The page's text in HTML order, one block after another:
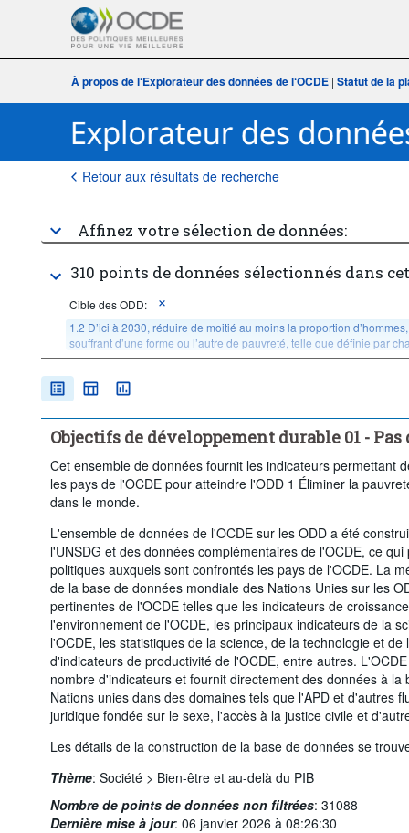
À propos de l‘Explorateur des données de l‘OCDE | Statut de la
Retour aux résultats de recherche
Affinez votre sélection de données:
310 points de données sélectionnés dans
Cible des ODD:
1.2 D’ici à 2030, réduire de moitié au moins la proportion
souffrant d’une forme ou l’autre de pauvreté, telle que définie par
Âge:
Quantile de revenue ou de richesse:
Période temporelle:
Dernière(s) 5 période(s)
Supprimer tout
Objectifs de développement durable 01 -
Cet ensemble de données fournit les indicateurs permettant
les pays de l'OCDE pour atteindre l'ODD 1 Éliminer la
dans le monde.
L'ensemble de données de l'OCDE sur les ODD a été
l'UNSDG et des données complémentaires de l'OCDE, ce
politiques auxquels sont confrontés les pays de l'OCDE. La
de la base de données mondiale des Nations Unies sur les
pertinentes de l'OCDE telles que les indicateurs de
l'environnement de l'OCDE, les principaux indicateurs de la
l'OCDE, les statistiques de la science, de la technologie et
d'indicateurs de productivité de l'OCDE, entre autres.
nombre d'indicateurs et fournit directement des données à la
Nations unies dans des domaines tels que l'APD et d'autres
juridique fondée sur le sexe, l'accès à la justice civile et
Les détails de la construction de la base de données se
Thème: Société > Bien-être et au-delà du PIB
Nombre de points de données non filtrées: 31088
Dernière mise à jour: 06 janvier 2026 à 08:26:30